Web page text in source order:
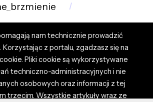
nam technicznie prowadzić
Korzystając z portalu, zgadzasz się na
Pliki cookie są wykorzystywane
techniczno-administracyjnych i nie
osobowych oraz informacji z tej
trzecim. Wszystkie artykuły wraz ze